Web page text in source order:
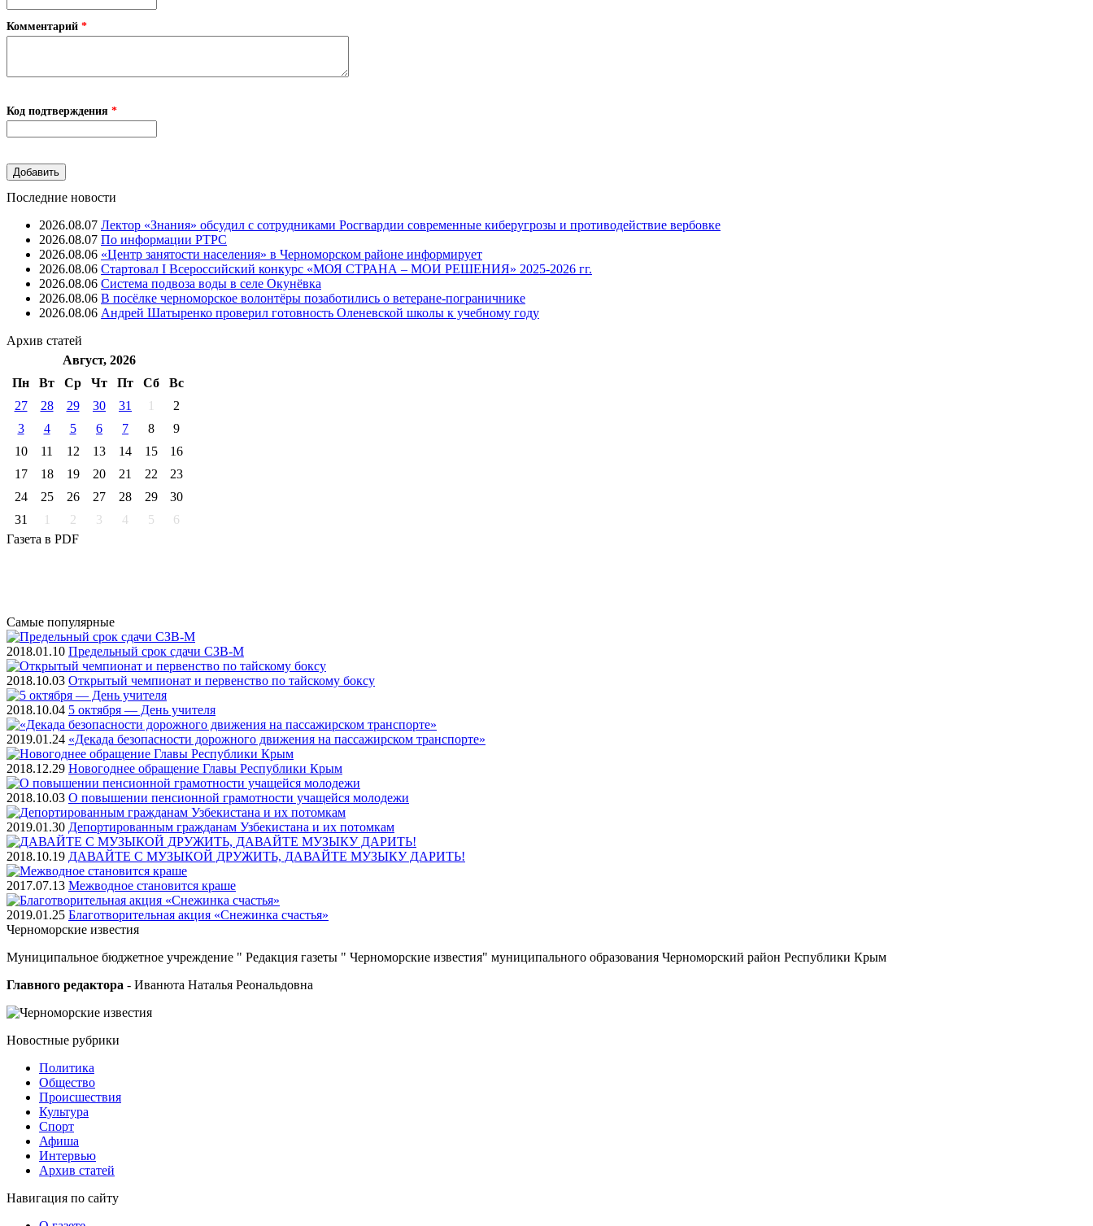
Комментарий *
Код подтверждения *
Последние новости
2026.08.07 Лектор «Знания» обсудил с сотрудниками Росгвардии современные киберугрозы и противодействие вербовке
2026.08.07 ⁠По информации РТРС
2026.08.06 «Центр занятости населения» в Черноморском районе информирует
2026.08.06 Стартовал I Всероссийский конкурс «МОЯ СТРАНА – МОИ РЕШЕНИЯ» 2025-2026 гг.
2026.08.06 Система подвоза воды в селе Окунёвка
2026.08.06 В посёлке черноморское волонтёры позаботились о ветеране-пограничнике
2026.08.06 Андрей Шатыренко проверил готовность Оленевской школы к учебному году
Архив статей
Август, 2026
Пн
Вт Ср Чт Пт Cб
Вс
27
28 29 30 31 1
2
3
4 5 6 7 8
9
10
11 12 13 14 15
16
17
18 19 20 21 22
23
24
25 26 27 28 29
30
31
1 2 3 4 5
6
Газета в PDF
Самые популярные
2018.01.10 Предельный срок сдачи СЗВ-М
2018.10.03 Открытый чемпионат и первенство по тайскому боксу
2018.10.04 5 октября — День учителя
2019.01.24 «Декада безопасности дорожного движения на пассажирском транспорте»
2018.12.29 Новогоднее обращение Главы Республики Крым
2018.10.03 О повышении пенсионной грамотности учащейся молодежи
2019.01.30 Депортированным гражданам Узбекистана и их потомкам
2018.10.19 ДАВАЙТЕ С МУЗЫКОЙ ДРУЖИТЬ, ДАВАЙТЕ МУЗЫКУ ДАРИТЬ!
2017.07.13 Межводное становится краше
2019.01.25 Благотворительная акция «Снежинка счастья»
Черноморские известия
Муниципальное бюджетное учреждение " Редакция газеты " Черноморские известия" муниципального образования Черноморский район Республики Крым
Главного редактора - Иванюта Наталья Реональдовна
Новостные рубрики
Политика
Общество
Проиcшествия
Культура
Спорт
Афиша
Интервью
Архив статей
Навигация по сайту